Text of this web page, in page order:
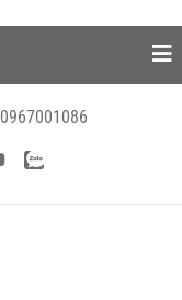
0967001086